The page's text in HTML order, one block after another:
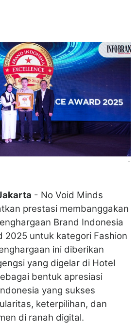
-
- No Void Minds
prestasi membanggakan
Brand Indonesia
2025 untuk kategori Fashion
ini diberikan
yang digelar di Hotel
bentuk apresiasi
yang sukses
keterpilihan, dan
di ranah digital.